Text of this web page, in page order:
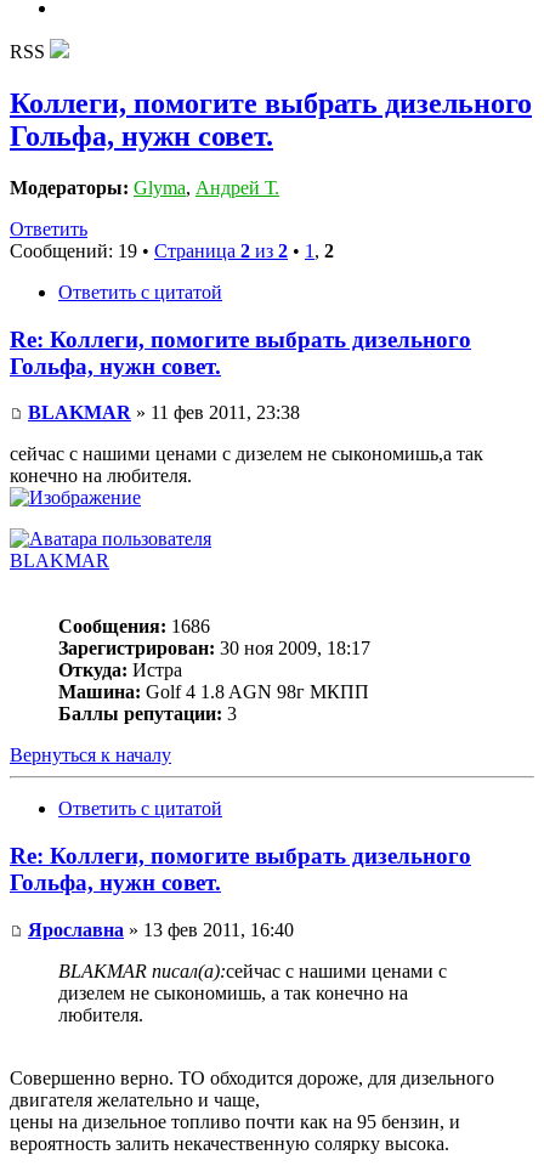
RSS
Коллеги, помогите выбрать дизельного
Гольфа, нужн совет.
Модераторы: Glyma, Андрей Т.
Ответить
Сообщений: 19 • Страница 2 из 2 • 1 , 2
Ответить с цитатой
Re: Коллеги, помогите выбрать дизельного
Гольфа, нужн совет.
BLAKMAR » 11 фев 2011, 23:38
сейчас с нашими ценами с дизелем не сыкономишь,а так
конечно на любителя.
BLAKMAR
Сообщения: 1686
Зарегистрирован: 30 ноя 2009, 18:17
Откуда: Истра
Машина: Golf 4 1.8 AGN 98г МКПП
Баллы репутации: 3
Вернуться к началу
Ответить с цитатой
Re: Коллеги, помогите выбрать дизельного
Гольфа, нужн совет.
Ярославна » 13 фев 2011, 16:40
BLAKMAR писал(а):сейчас с нашими ценами с
дизелем не сыкономишь, а так конечно на
любителя.
Совершенно верно. ТО обходится дороже, для дизельного
двигателя желательно и чаще,
цены на дизельное топливо почти как на 95 бензин, и
вероятность залить некачественную солярку высока.